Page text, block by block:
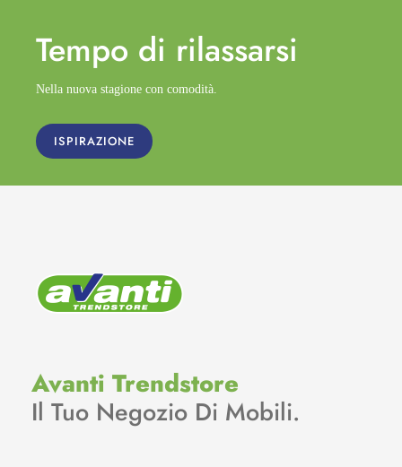
Tempo di rilassarsi
Nella nuova stagione con comodità.
ISPIRAZIONE
Avanti Trendstore
Il Tuo Negozio Di Mobili.